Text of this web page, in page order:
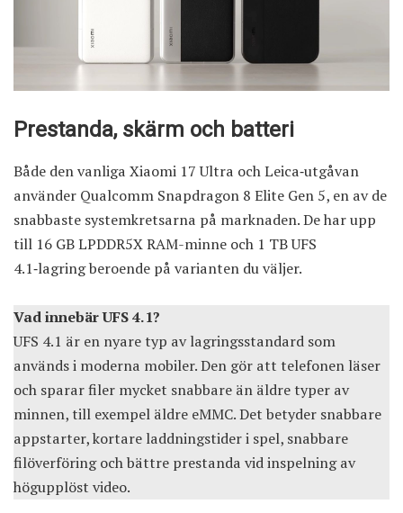
Prestanda, skärm och batteri
Både den vanliga Xiaomi 17 Ultra och Leica‑utgåvan
använder Qualcomm Snapdragon 8 Elite Gen 5, en av de
snabbaste systemkretsarna på marknaden. De har upp
till 16 GB LPDDR5X RAM-minne och 1 TB UFS
4.1‑lagring beroende på varianten du väljer.
Vad innebär UFS 4.1?
UFS 4.1 är en nyare typ av lagringsstandard som
används i moderna mobiler. Den gör att telefonen läser
och sparar filer mycket snabbare än äldre typer av
minnen, till exempel äldre eMMC. Det betyder snabbare
appstarter, kortare laddningstider i spel, snabbare
filöverföring och bättre prestanda vid inspelning av
högupplöst video.